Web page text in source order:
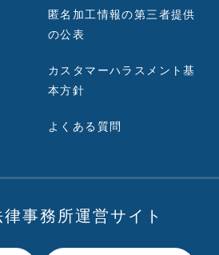
匿名加工情報の第三者提供
の公表
カスタマーハラスメント基
本方針
よくある質問
事務所運営サイト